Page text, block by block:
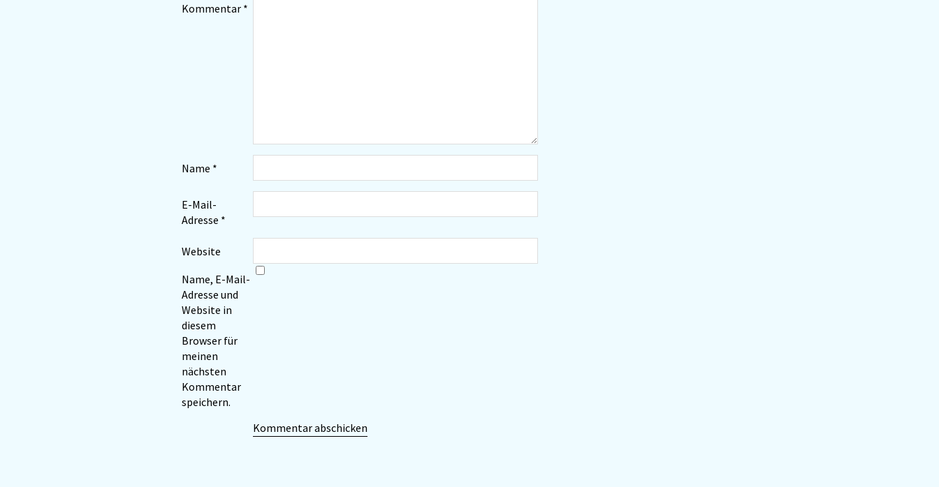
Kommentar *
Name *
E-Mail-
Adresse *
Website
Name, E-Mail-
Adresse und
Website in
diesem
Browser für
meinen
nächsten
Kommentar
speichern.